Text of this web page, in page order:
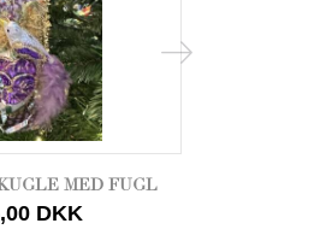
MED FUGL
DKK